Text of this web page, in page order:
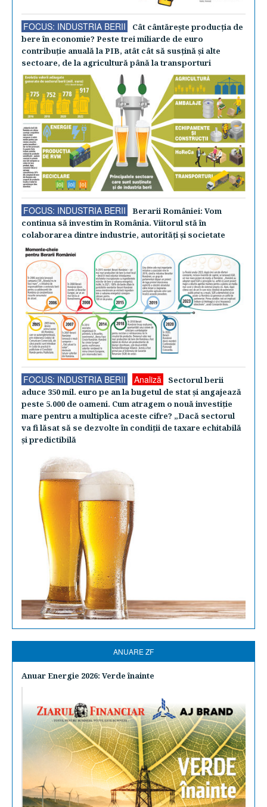
FOCUS: INDUSTRIA BERII
Cât cântăreşte producţia de
bere în economie? Peste trei miliarde de euro
contribuţie anuală la PIB, atât cât să susţină şi alte
sectoare, de la agricultură până la transporturi
FOCUS: INDUSTRIA BERII
Berarii României: Vom
continua să investim în România. Viitorul stă în
colaborarea dintre industrie, autorităţi şi societate
FOCUS: INDUSTRIA BERII Analiză
Sectorul berii
aduce 350 mil. euro pe an la bugetul de stat şi angajează
peste 5.000 de oameni. Cum atragem o nouă investiţie
mare pentru a multiplica aceste cifre? „Dacă sectorul
va fi lăsat să se dezvolte în condiţii de taxare echitabilă
şi predictibilă
ANUARE ZF
Anuar Energie 2026: Verde înainte